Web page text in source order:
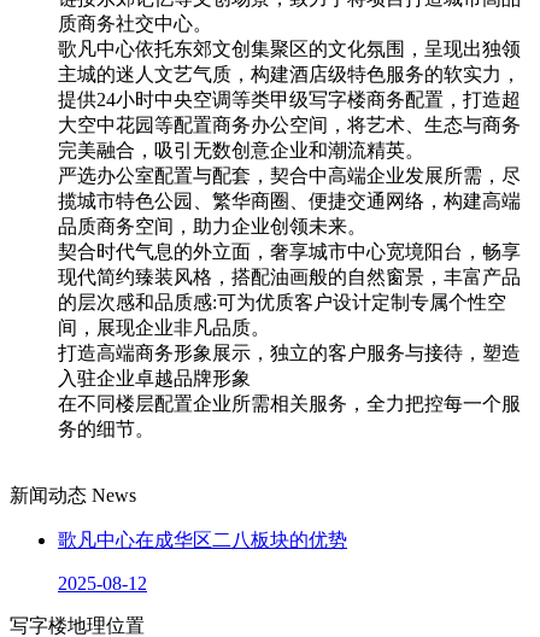
质商务社交中心。
歌凡中心依托东郊文创集聚区的文化氛围，呈现出独领
主城的迷人文艺气质，构建酒店级特色服务的软实力，
提供24小时中央空调等类甲级写字楼商务配置，打造超
大空中花园等配置商务办公空间，将艺术、生态与商务
完美融合，吸引无数创意企业和潮流精英。
严选办公室配置与配套，契合中高端企业发展所需，尽
揽城市特色公园、繁华商圈、便捷交通网络，构建高端
品质商务空间，助力企业创领未来。
契合时代气息的外立面，奢享城市中心宽境阳台，畅享
现代简约臻装风格，搭配油画般的自然窗景，丰富产品
的层次感和品质感:可为优质客户设计定制专属个性空
间，展现企业非凡品质。
打造高端商务形象展示，独立的客户服务与接待，塑造
入驻企业卓越品牌形象
在不同楼层配置企业所需相关服务，全力把控每一个服
务的细节。
新闻动态 News
歌凡中心在成华区二八板块的优势
2025-08-12
写字楼地理位置